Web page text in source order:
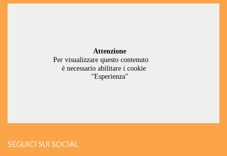
SEGUICI SUI SOCIAL